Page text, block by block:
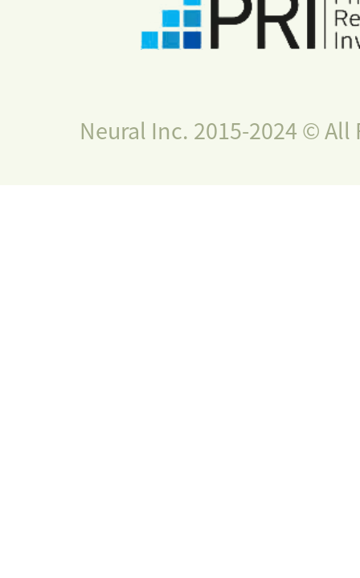
Neural Inc. 2015-2024 © All